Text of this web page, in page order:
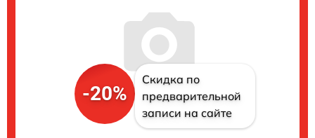
-20%
Скидка по
предварительной
записи на сайте